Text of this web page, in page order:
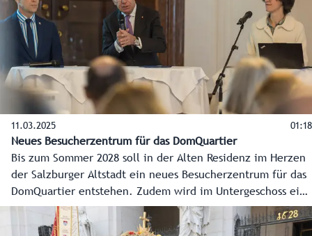
11.03.2025 01:18
Neues Besucherzentrum für das DomQuartier
Bis zum Sommer 2028 soll in der Alten Residenz im Herzen
der Salzburger Altstadt ein neues Besucherzentrum für das
DomQuartier entstehen. Zudem wird im Untergeschoss ein
eigenes Museum gebaut: Das neue IUVAVUM -
Archäologiemuseum Salzburg wird unterirdisch direkt an